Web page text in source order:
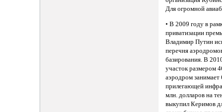
Для огромной
• В 2009 году в
приватизации
Владимир Путин
перечня
базирования. В
участок размером
аэродром занимает
прилегающей
млн. долларов на
выкупил Керимов